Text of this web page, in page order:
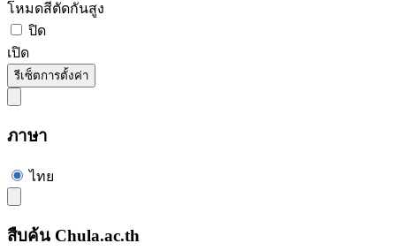
โหมดสีตัดกันสูง
ปิด
เปิด
รีเซ็ตการตั้งค่า
ภาษา
ไทย
สืบค้น Chula.ac.th